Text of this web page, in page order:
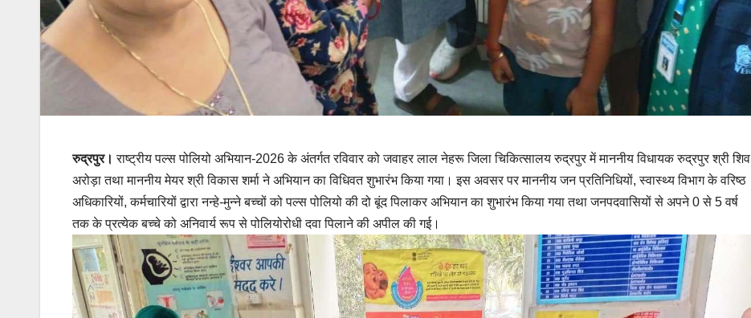
रुद्रपुर। राष्ट्रीय पल्स पोलियो अभियान-2026 के अंतर्गत रविवार को जवाहर लाल नेहरू जिला चिकित्सालय रुद्रपुर में माननीय विधायक रुद्रपुर श्री शिव
अरोड़ा तथा माननीय मेयर श्री विकास शर्मा ने अभियान का विधिवत शुभारंभ किया गया। इस अवसर पर माननीय जन प्रतिनिधियों, स्वास्थ्य विभाग के वरिष्ठ
अधिकारियों, कर्मचारियों द्वारा नन्हे-मुन्ने बच्चों को पल्स पोलियो की दो बूंद पिलाकर अभियान का शुभारंभ किया गया तथा जनपदवासियों से अपने 0 से 5 वर्ष
तक के प्रत्येक बच्चे को अनिवार्य रूप से पोलियोरोधी दवा पिलाने की अपील की गई।